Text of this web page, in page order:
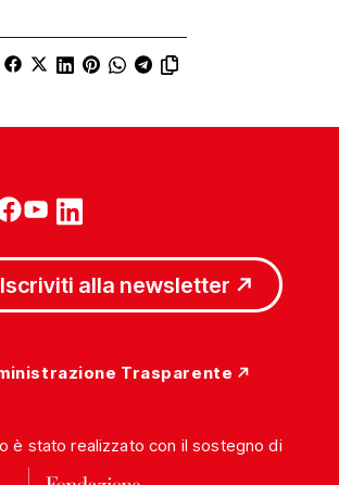
Iscriviti alla newsletter
Trasparente
è stato realizzato con il sostegno di